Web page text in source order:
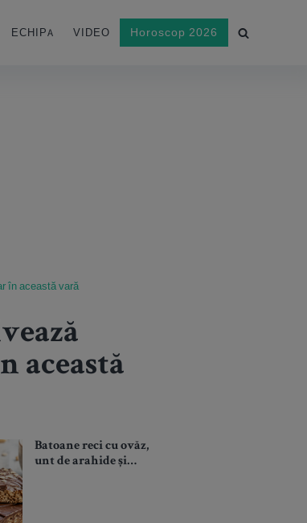
ECHIPA VIDEO Horoscop 2026
în această vară
această
Batoane reci cu ovăz,
unt de arahide și